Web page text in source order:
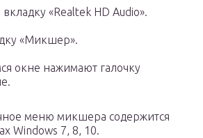
«Realtek HD Audio».
«Микшер».
окне нажимают галочку
меню микшера содержится
Windows 7, 8, 10.